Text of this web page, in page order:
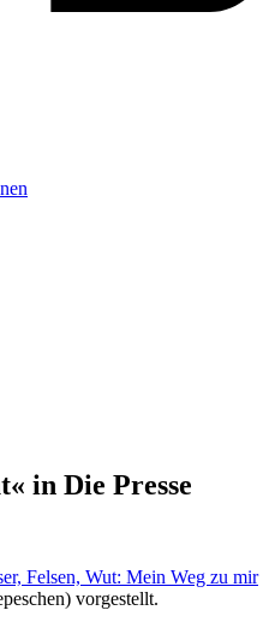
in Die Presse
Felsen, Wut: Mein Weg zu mir
vorgestellt.